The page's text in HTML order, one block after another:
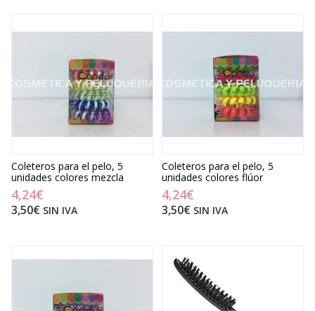
Coleteros para el pelo, 5
unidades colores mezcla
4,24€
3,50€ SIN IVA
Coleteros para el pelo, 5
unidades colores flúor
4,24€
3,50€ SIN IVA